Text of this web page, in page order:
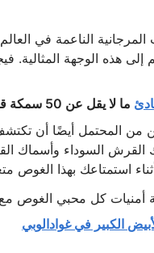
الناعمة في
إلى هذه الوجهة
ما لا يقل عن 50 سمكة قرش في أي يوم.
من المحتمل أيضًا أن
السوداء وأسماك
استمتاعك بهذا الغوص
أمنيات كل محبي الغوص
الكبير في غوادالوبي